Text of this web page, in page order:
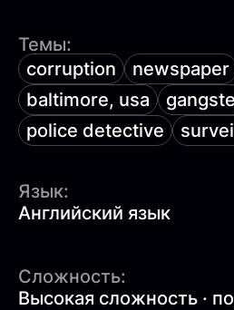
Темы:
corruption
newspaper
baltimore, usa
police detective
Язык:
Английский язык
Сложность:
Высокая сложность ·